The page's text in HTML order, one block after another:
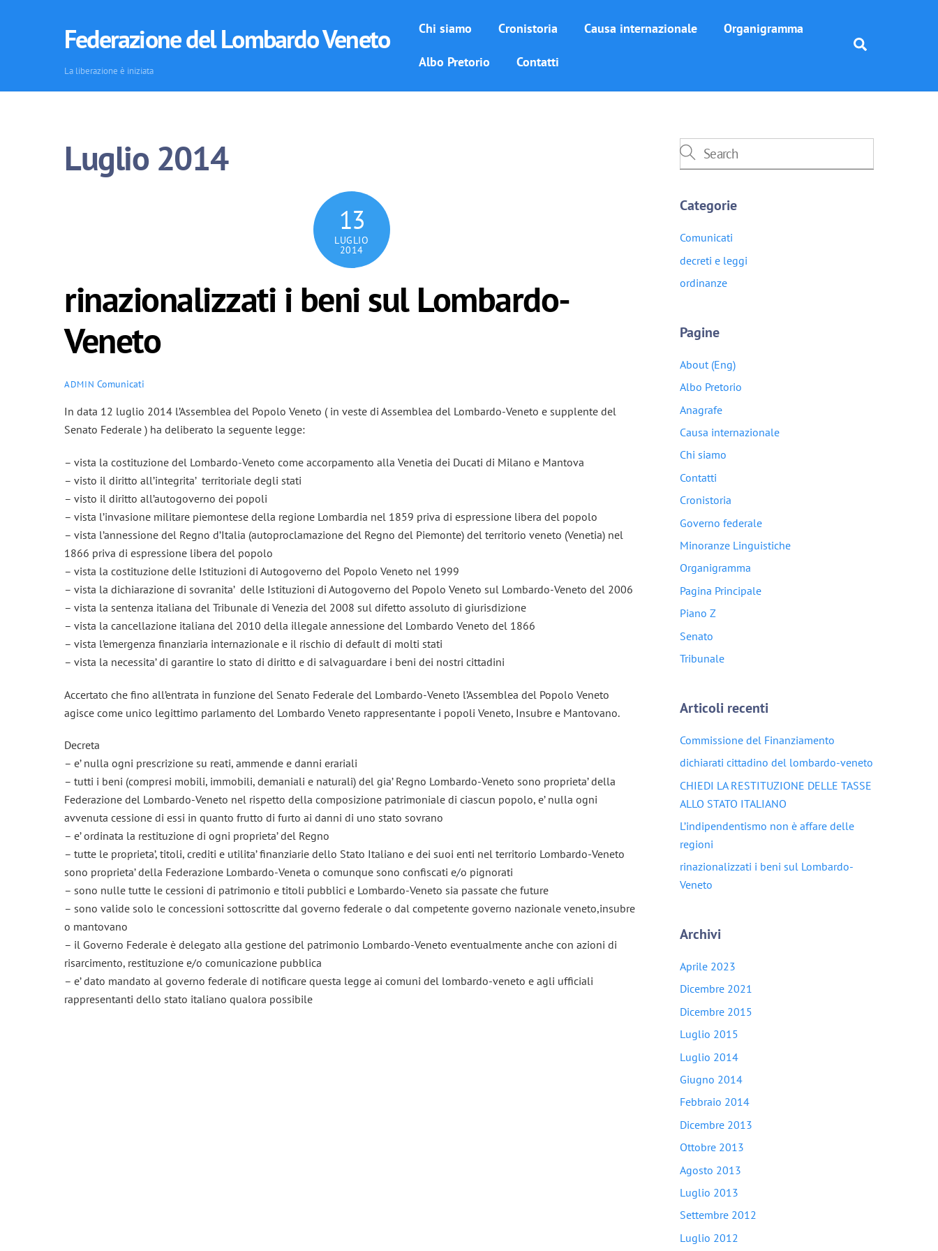
Federazione del Lombardo Veneto
La liberazione è iniziata
Chi siamo Cronistoria Causa internazionale Organigramma
Albo Pretorio Contatti
Luglio 2014
13
LUGLIO
2014
rinazionalizzati i beni sul Lombardo-
Veneto
ADMIN Comunicati
In data 12 luglio 2014 l’Assemblea del Popolo Veneto ( in veste di Assemblea del Lombardo-Veneto e supplente del
Senato Federale ) ha deliberato la seguente legge:
– vista la costituzione del Lombardo-Veneto come accorpamento alla Venetia dei Ducati di Milano e Mantova
– visto il diritto all’integrita’ territoriale degli stati
– visto il diritto all’autogoverno dei popoli
– vista l’invasione militare piemontese della regione Lombardia nel 1859 priva di espressione libera del popolo
– vista l’annessione del Regno d’Italia (autoproclamazione del Regno del Piemonte) del territorio veneto (Venetia) nel
1866 priva di espressione libera del popolo
– vista la costituzione delle Istituzioni di Autogoverno del Popolo Veneto nel 1999
– vista la dichiarazione di sovranita’ delle Istituzioni di Autogoverno del Popolo Veneto sul Lombardo-Veneto del 2006
– vista la sentenza italiana del Tribunale di Venezia del 2008 sul difetto assoluto di giurisdizione
– vista la cancellazione italiana del 2010 della illegale annessione del Lombardo Veneto del 1866
– vista l’emergenza finanziaria internazionale e il rischio di default di molti stati
– vista la necessita’ di garantire lo stato di diritto e di salvaguardare i beni dei nostri cittadini
Accertato che fino all’entrata in funzione del Senato Federale del Lombardo-Veneto l’Assemblea del Popolo Veneto
agisce come unico legittimo parlamento del Lombardo Veneto rappresentante i popoli Veneto, Insubre e Mantovano.
Decreta
– e’ nulla ogni prescrizione su reati, ammende e danni erariali
– tutti i beni (compresi mobili, immobili, demaniali e naturali) del gia’ Regno Lombardo-Veneto sono proprieta’ della
Federazione del Lombardo-Veneto nel rispetto della composizione patrimoniale di ciascun popolo, e’ nulla ogni
avvenuta cessione di essi in quanto frutto di furto ai danni di uno stato sovrano
– e’ ordinata la restituzione di ogni proprieta’ del Regno
– tutte le proprieta’, titoli, crediti e utilita’ finanziarie dello Stato Italiano e dei suoi enti nel territorio Lombardo-Veneto
sono proprieta’ della Federazione Lombardo-Veneta o comunque sono confiscati e/o pignorati
– sono nulle tutte le cessioni di patrimonio e titoli pubblici e Lombardo-Veneto sia passate che future
– sono valide solo le concessioni sottoscritte dal governo federale o dal competente governo nazionale veneto,insubre
o mantovano
– il Governo Federale è delegato alla gestione del patrimonio Lombardo-Veneto eventualmente anche con azioni di
risarcimento, restituzione e/o comunicazione pubblica
– e’ dato mandato al governo federale di notificare questa legge ai comuni del lombardo-veneto e agli ufficiali
rappresentanti dello stato italiano qualora possibile
Categorie
Comunicati
decreti e leggi
ordinanze
Pagine
About (Eng)
Albo Pretorio
Anagrafe
Causa internazionale
Chi siamo
Contatti
Cronistoria
Governo federale
Minoranze Linguistiche
Organigramma
Pagina Principale
Piano Z
Senato
Tribunale
Articoli recenti
Commissione del Finanziamento
dichiarati cittadino del lombardo-veneto
CHIEDI LA RESTITUZIONE DELLE TASSE
ALLO STATO ITALIANO
L’indipendentismo non è affare delle
regioni
rinazionalizzati i beni sul Lombardo-
Veneto
Archivi
Aprile 2023
Dicembre 2021
Dicembre 2015
Luglio 2015
Luglio 2014
Giugno 2014
Febbraio 2014
Dicembre 2013
Ottobre 2013
Agosto 2013
Luglio 2013
Settembre 2012
Luglio 2012